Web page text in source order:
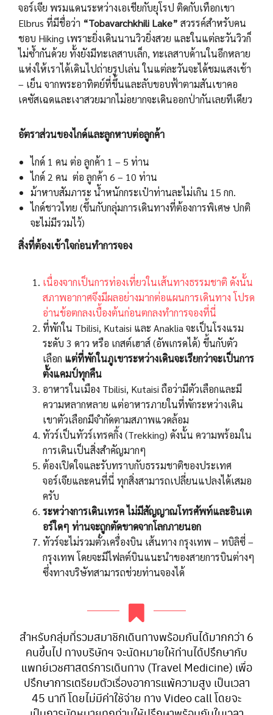
จอร์เจีย พรมแดนระหว่างเอเชียกับยุโรป ติดกับเทือกเขา
Elbrus ที่มีชื่อว่า “Tobavarchkhili Lake” สวรรค์สำหรับคน
ชอบ Hiking เพราะยิ่งเดินนานวิวยิ่งสวย และในแต่ละวันวิวก็
ไม่ซ้ำกันด้วย ทั้งยังมีทะเลสาบเล็ก, ทะเลสาบด้านในอีกหลาย
แห่งให้เราได้เดินไปถ่ายรูปเล่น ในแต่ละวันจะได้ชมแสงเช้า
– เย็น จากพระอาทิตย์ที่ขึ้นและลับขอบฟ้าตามสันเขาคอ
เคซัสเฉดและเงาสวยมากไม่อยากจะเดินออกป่ากันเลยทีเดียว
อัตราส่วนของไกด์และลูกหาบต่อลูกค้า
ไกด์ 1 คน ต่อ ลูกค้า 1 – 5 ท่าน
ไกด์ 2 คน ต่อ ลูกค้า 6 – 10 ท่าน
ม้าหาบสัมภาระ น้ำหนักกระเป๋าท่านละไม่เกิน 15 กก.
ไกด์ชาวไทย (ขึ้นกับกลุ่มการเดินทางที่ต้องการพิเศษ ปกติ
จะไม่มีรวมไว้)
สิ่งที่ต้องเข้าใจก่อนทำการจอง
เนื่องจากเป็นการท่องเที่ยวในเส้นทางธรรมชาติ ดังนั้น
สภาพอากาศจึงมีผลอย่างมากต่อแผนการเดินทาง โปรด
อ่านข้อตกลงเบื้องต้นก่อนตกลงทำการจองที่นี่
ที่พักใน Tbilisi, Kutaisi และ Anaklia จะเป็นโรงแรม
ระดับ 3 ดาว หรือ เกสต์เฮาส์ (อัพเกรดได้) ขึ้นกับตัว
เลือก แต่ที่พักในภูเขาระหว่างเดินจะเรียกว่าจะเป็นการ
ตั้งแคมป์ทุกคืน
อาหารในเมือง Tbilisi, Kutaisi ถือว่ามีตัวเลือกและมี
ความหลากหลาย แต่อาหารภายในที่พักระหว่างเดิน
เขาตัวเลือกมีจำกัดตามสภาพแวดล้อม
ทัวร์เป็นทัวร์เทรคกิ้ง (Trekking) ดังนั้น ความพร้อมใน
การเดินเป็นสิ่งสำคัญมากๆ
ต้องเปิดใจและรับทราบกับธรรมชาติของประเทศ
จอร์เจียและคนที่นี่ ทุกสิ่งสามารถเปลี่ยนแปลงได้เสมอ
ครับ
ระหว่างการเดินเทรค ไม่มีสัญญาณโทรศัพท์และอินเต
อร์ใดๆ ท่านจะถูกตัดขาดจากโลกภายนอก
ทัวร์จะไม่รวมตั๋วเครื่องบิน เส้นทาง กรุงเทพ – ทบิลิซี่ –
กรุงเทพ โดยจะมีไฟลต์บินแนะนำของสายการบินต่างๆ
ซึ่งทางบริษัทสามารถช่วยท่านจองได้
สำหรับกลุ่มที่รวมสมาชิกเดินทางพร้อมกันได้มากกว่า 6
คนขึ้นไป ทางบริษัทฯ จะนัดหมายให้ท่านได้ปรึกษากับ
แพทย์เวชศาสตร์การเดินทาง (Travel Medicine) เพื่อ
ปรึกษาการเตรียมตัวเรื่องอาการแพ้ความสูง เป็นเวลา
45 นาที โดยไม่มีค่าใช้จ่าย ทาง Video call โดยจะ